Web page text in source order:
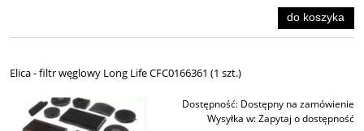
do koszyka
Elica - filtr węglowy Long Life CFC0166361 (1 szt.)
Dostępność: Dostępny na zamówienie
Wysyłka w:Zapytaj o dostępność